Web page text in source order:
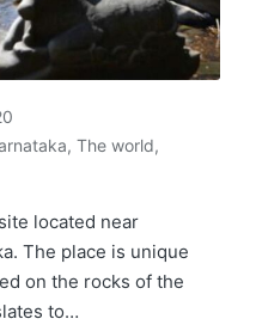
, The world,
located near
The place is unique
on the rocks of the
to…